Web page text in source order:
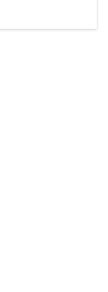
aber integrativer